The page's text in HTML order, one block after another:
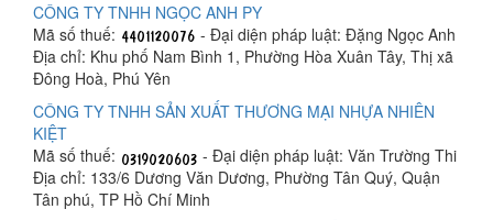
CÔNG TY TNHH NGỌC ANH PY
Mã số thuế:
- Đại diện pháp luật: Đặng Ngọc Anh
Địa chỉ: Khu phố Nam Bình 1, Phường Hòa Xuân Tây, Thị xã
Đông Hoà, Phú Yên
CÔNG TY TNHH SẢN XUẤT THƯƠNG MẠI NHỰA NHIÊN
KIỆT
Mã số thuế:
- Đại diện pháp luật: Văn Trường Thi
Địa chỉ: 133/6 Dương Văn Dương, Phường Tân Quý, Quận
Tân phú, TP Hồ Chí Minh